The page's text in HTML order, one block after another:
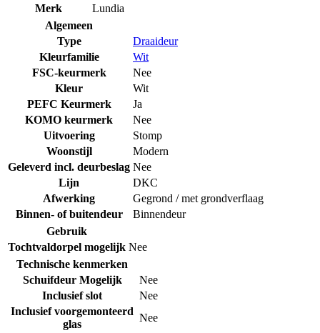
Merk
Lundia
Algemeen
Type
Draaideur
Kleurfamilie
Wit
FSC-keurmerk
Nee
Kleur
Wit
PEFC Keurmerk
Ja
KOMO keurmerk
Nee
Uitvoering
Stomp
Woonstijl
Modern
Geleverd incl. deurbeslag Nee
Lijn
DKC
Afwerking
Gegrond / met grondverflaag
Binnen- of buitendeur
Binnendeur
Gebruik
Tochtvaldorpel mogelijk Nee
Technische kenmerken
Schuifdeur Mogelijk
Nee
Inclusief slot
Nee
Inclusief voorgemonteerd
glas
Nee